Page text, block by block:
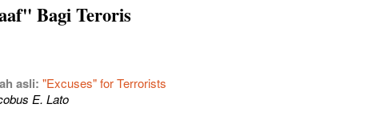
Bagi Teroris
asli: "Excuses" for Terrorists
E. Lato